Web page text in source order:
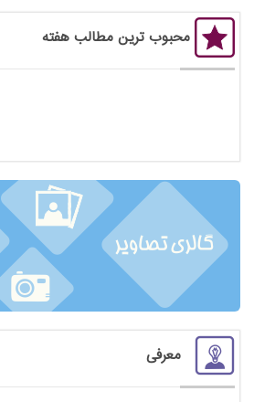
محبوب ترین مطالب هفته
معرفی